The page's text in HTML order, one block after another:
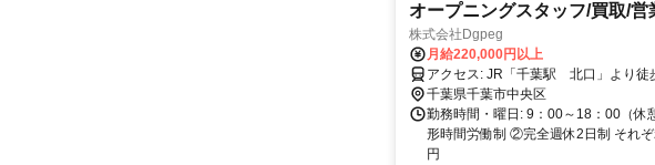
オープニングスタッフ/買取/営
株式会社Dgpeg
月給220,000円以上
アクセス: JR「千葉駅 北口」より
千葉県千葉市中央区
勤務時間・曜日: 9：00～18：00（
形時間労働制 ②完全週休2日制 それ
円